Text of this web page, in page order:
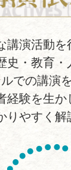
講演活動を
史・教育・
での講演
経験を生か
りやすく